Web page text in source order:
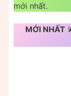
mới nhất.
MỚI NHẤT